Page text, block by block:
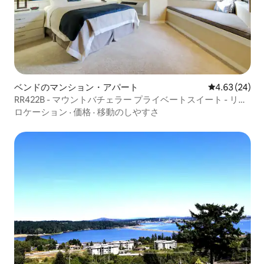
ベンドのマンション・アパート レビュー24
4.63 (24)
RR422B - マウントバチェラー プライベートスイート - リゾ
ートのアメニティ
ロケーション · 価格 · 移動のしやすさ